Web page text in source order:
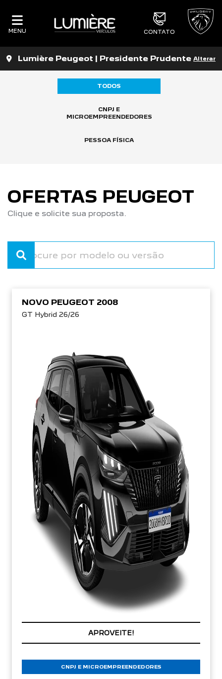
MENU CONTATO
Lumière Peugeot | Presidente Prudente Alterar
TODOS
CNPJ E
MICROEMPREENDEDORES
PESSOA FÍSICA
OFERTAS PEUGEOT
Clique e solicite sua proposta.
NOVO PEUGEOT 2008
GT Hybrid 26/26
PREÇOS REDUZIDOS
CNPJ E MICROEMPREENDEDORES